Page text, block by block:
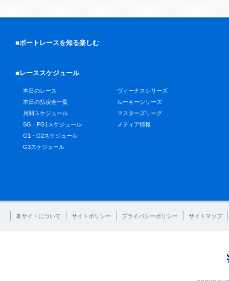
■ボートレースを知る楽しむ
■レーススケジュール
本日のレース
本日の払戻金一覧
月間スケジュール
SG・PG1スケジュール
G1・G2スケジュール
G3スケジュール
ヴィーナスシリーズ
ルーキーシリーズ
マスターズリーグ
メディア情報
本サイトについて サイトポリシー プライバシーポリシー サイトマップ